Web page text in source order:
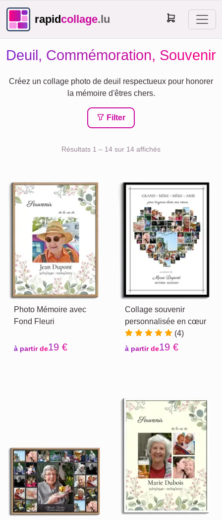
rapidcollage.lu
Deuil, Commémoration, Souvenir
Créez un collage photo de deuil respectueux pour honorer
la mémoire d'êtres chers.
Filter
Résultats 1 – 14 sur 14 affichés
Photo Mémoire avec
Fond Fleuri
à partir de19 €
Collage souvenir
personnalisée en cœur
(4)
à partir de19 €